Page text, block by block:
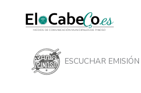
contenido
ESCUCHAR EMISIÓN